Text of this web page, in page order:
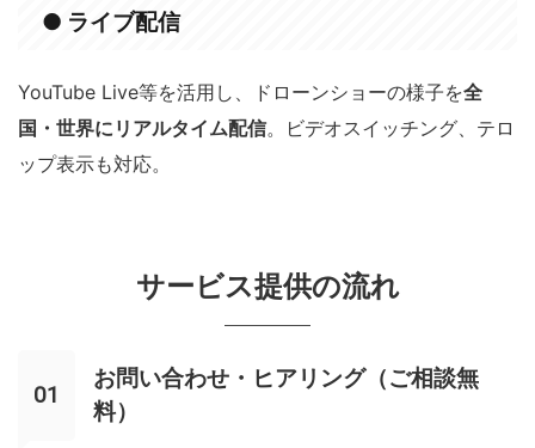
● ライブ配信
YouTube Live等を活用し、ドローンショーの様子を全
国・世界にリアルタイム配信。ビデオスイッチング、テロ
ップ表示も対応。
サービス提供の流れ
お問い合わせ・ヒアリング（ご相談無
料）